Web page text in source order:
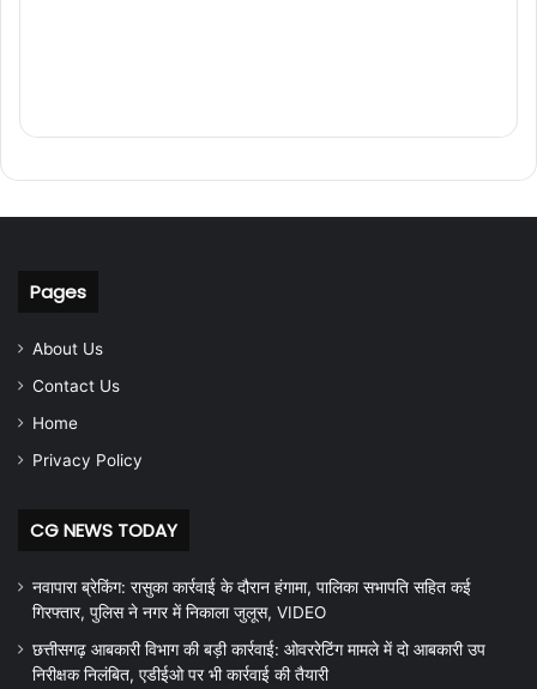
Pages
About Us
Contact Us
Home
Privacy Policy
CG NEWS TODAY
नवापारा ब्रेकिंग: रासुका कार्रवाई के दौरान हंगामा, पालिका सभापति सहित कई
गिरफ्तार, पुलिस ने नगर में निकाला जुलूस, VIDEO
छत्तीसगढ़ आबकारी विभाग की बड़ी कार्रवाई: ओवररेटिंग मामले में दो आबकारी उप
निरीक्षक निलंबित, एडीईओ पर भी कार्रवाई की तैयारी